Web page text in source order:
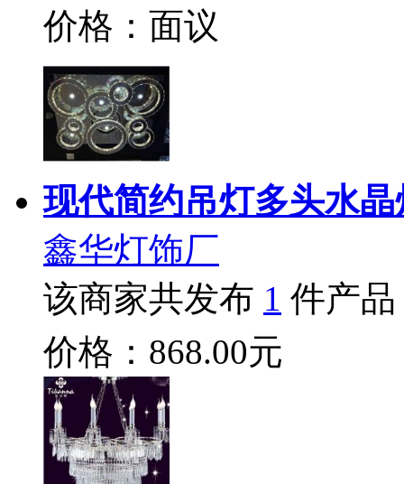
价格：面议
现代简约吊灯多头水晶
鑫华灯饰厂
该商家共发布 1 件产品
价格：868.00元